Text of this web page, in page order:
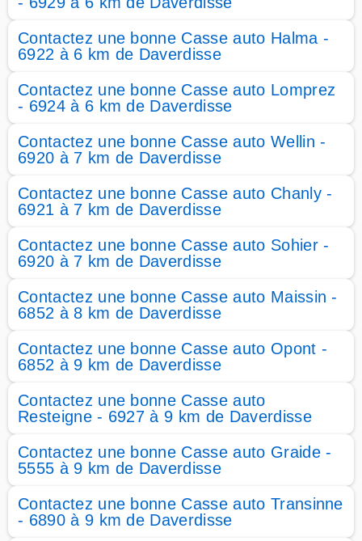
Contactez une bonne Casse auto Halma -
6922 à 6 km de Daverdisse
Contactez une bonne Casse auto Lomprez
- 6924 à 6 km de Daverdisse
Contactez une bonne Casse auto Wellin -
6920 à 7 km de Daverdisse
Contactez une bonne Casse auto Chanly -
6921 à 7 km de Daverdisse
Contactez une bonne Casse auto Sohier -
6920 à 7 km de Daverdisse
Contactez une bonne Casse auto Maissin -
6852 à 8 km de Daverdisse
Contactez une bonne Casse auto Opont -
6852 à 9 km de Daverdisse
Contactez une bonne Casse auto
Resteigne - 6927 à 9 km de Daverdisse
Contactez une bonne Casse auto Graide -
5555 à 9 km de Daverdisse
Contactez une bonne Casse auto Transinne
- 6890 à 9 km de Daverdisse